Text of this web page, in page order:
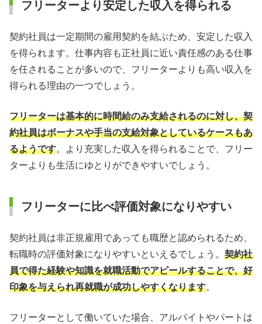
フリーターより安定した収入を得られる
契約社員は一定期間の雇用契約を結ぶため、安定した収入
を得られます。仕事内容も正社員に近い責任感のある仕事
を任されることが多いので、フリーターよりも高い収入を
得られる理由の一つでしょう。
フリーターは基本的に時間給のみ支給されるのに対し、契
約社員はボーナスや手当の支給対象としているケースもあ
るようです。より充実した収入を得られることで、フリー
ターよりも生活にゆとりができやすいでしょう。
フリーターに比べ評価対象になりやすい
契約社員は非正規雇用であっても職歴と認められるため、
転職時の評価対象になりやすいといえるでしょう。 契約社
員で得た経験や知識を就職活動でアピールすることで、好
印象を与えられ再就職が成功しやすくなります。
フリーターとして働いていた場合、アルバイトやパートは